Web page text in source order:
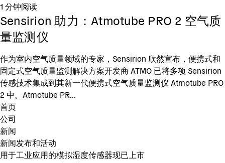
1 分钟阅读
Sensirion 助力：Atmotube PRO 2 空气质
量监测仪
作为室内空气质量领域的专家，Sensirion 欣然宣布，便携式和
固定式空气质量监测解决方案开发商 ATMO 已将多项 Sensirion
传感技术集成到其新一代便携式空气质量监测仪 Atmotube PRO
2 中。Atmotube PR...
首页
公司
新闻
新闻发布和活动
用于工业应用的模拟湿度传感器现已上市